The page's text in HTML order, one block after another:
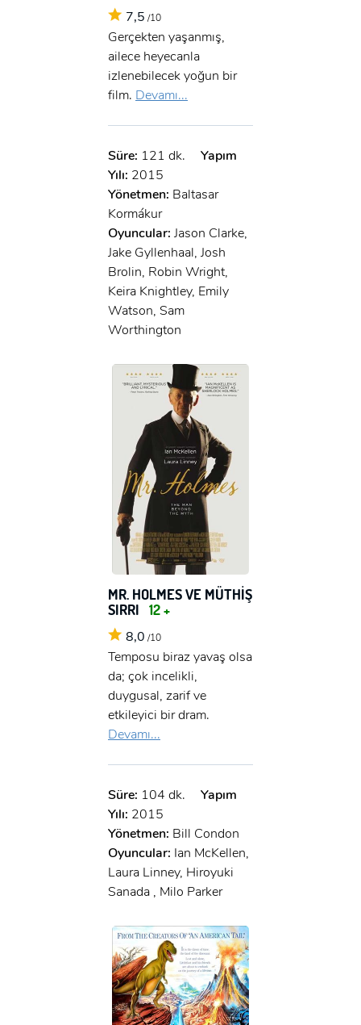
7,5 /10
Gerçekten yaşanmış,
ailece heyecanla
izlenebilecek yoğun bir
film. Devamı...
Süre: 121 dk.
Yapım
Yılı: 2015
Yönetmen: Baltasar
Kormákur
Oyuncular: Jason Clarke,
Jake Gyllenhaal, Josh
Brolin, Robin Wright,
Keira Knightley, Emily
Watson, Sam
Worthington
MR. HOLMES VE MÜTHİŞ
SIRRI 12 +
8,0 /10
Temposu biraz yavaş olsa
da; çok incelikli,
duygusal, zarif ve
etkileyici bir dram.
Devamı...
Süre: 104 dk.
Yapım
Yılı: 2015
Yönetmen: Bill Condon
Oyuncular: Ian McKellen,
Laura Linney, Hiroyuki
Sanada , Milo Parker